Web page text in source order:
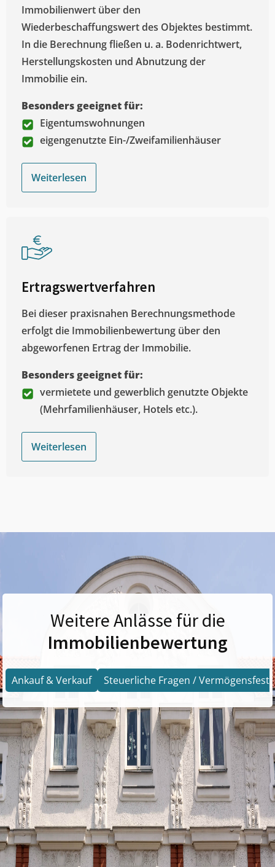
Immobilienwert über den
Wiederbeschaffungswert des Objektes bestimmt.
In die Berechnung fließen u. a. Bodenrichtwert,
Herstellungskosten und Abnutzung der
Immobilie ein.
Besonders geeignet für:
Eigentumswohnungen
eigengenutzte Ein-/Zweifamilienhäuser
Weiterlesen
Ertragswertverfahren
Bei dieser praxisnahen Berechnungsmethode
erfolgt die Immobilienbewertung über den
abgeworfenen Ertrag der Immobilie.
Besonders geeignet für:
vermietete und gewerblich genutzte Objekte
(Mehrfamilienhäuser, Hotels etc.).
Weiterlesen
Weitere Anlässe für die
Immobilienbewertung
Ankauf & Verkauf Steuerliche Fragen /